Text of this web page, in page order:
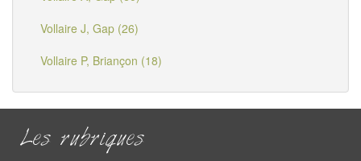
Vollaire J, Gap (26)
Vollaire P, Briançon (18)
Les rubriques